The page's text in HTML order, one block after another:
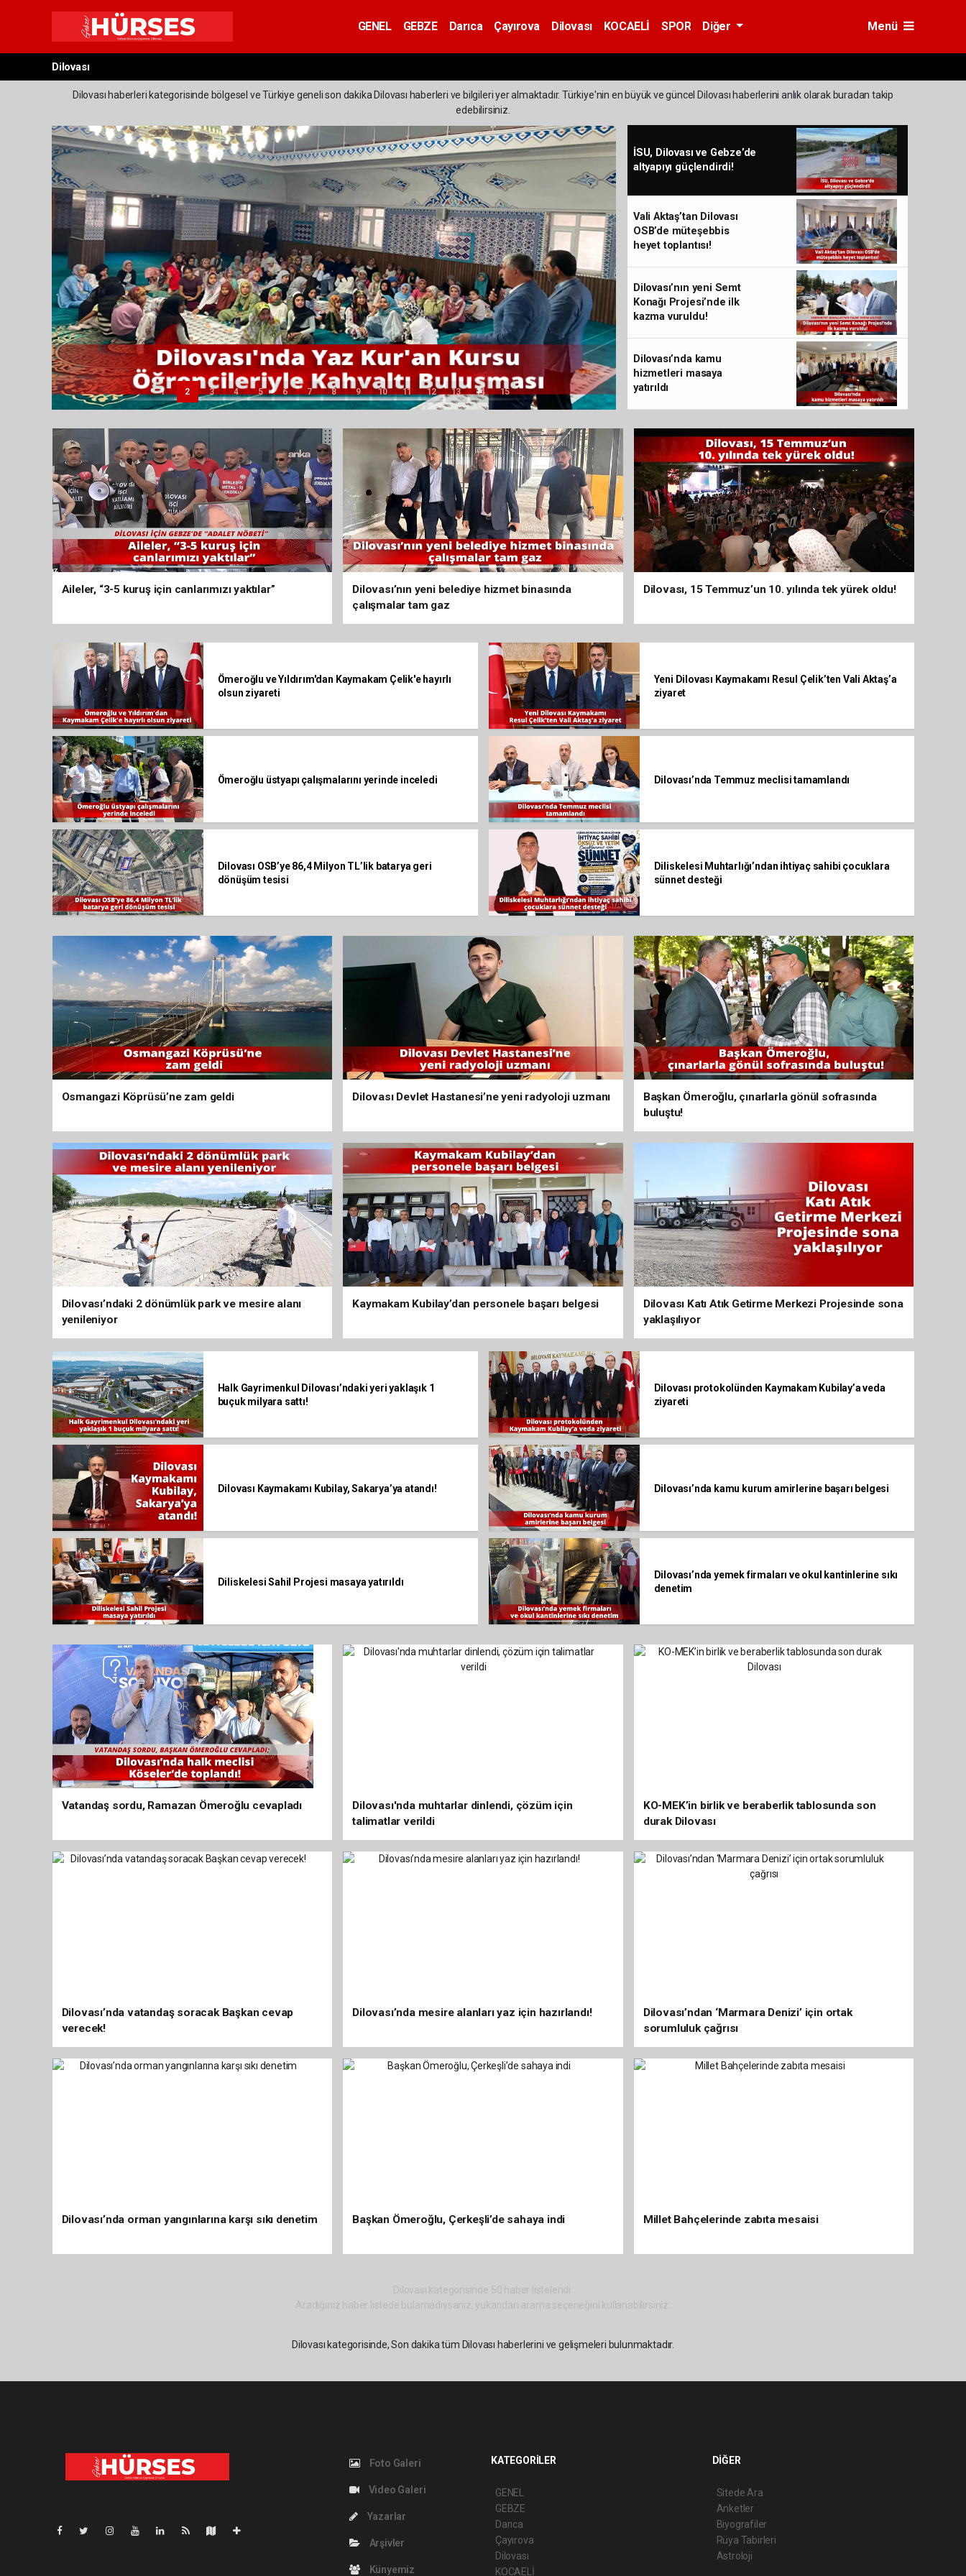
GENEL GEBZE Darıca Çayırova Dilovası KOCAELİ SPOR Diğer Menü
Dilovası
Dilovası haberleri kategorisinde bölgesel ve Türkiye geneli son dakika Dilovası haberleri ve bilgileri yer almaktadır. Türkiye'nin en büyük ve güncel Dilovası haberlerini anlık olarak buradan takip
edebilirsiniz.
1 2 3 4 5 6 7 8 9 10 11 12 13 14 15
İSU, Dilovası ve Gebze’de
altyapıyı güçlendirdi!
Vali Aktaş’tan Dilovası
OSB’de müteşebbis
heyet toplantısı!
Dilovası’nın yeni Semt
Konağı Projesi’nde ilk
kazma vuruldu!
Dilovası’nda kamu
hizmetleri masaya
yatırıldı
Aileler, “3-5 kuruş için canlarımızı yaktılar”
Dilovası’nın yeni belediye hizmet binasında
çalışmalar tam gaz
Dilovası, 15 Temmuz’un 10. yılında tek yürek oldu!
Ömeroğlu ve Yıldırım'dan Kaymakam Çelik'e hayırlı
olsun ziyareti
Yeni Dilovası Kaymakamı Resul Çelik’ten Vali Aktaş’a
ziyaret
Ömeroğlu üstyapı çalışmalarını yerinde inceledi Dilovası’nda Temmuz meclisi tamamlandı
Dilovası OSB’ye 86,4 Milyon TL’lik batarya geri
dönüşüm tesisi
Diliskelesi Muhtarlığı’ndan ihtiyaç sahibi çocuklara
sünnet desteği
Osmangazi Köprüsü’ne zam geldi Dilovası Devlet Hastanesi’ne yeni radyoloji uzmanı
Başkan Ömeroğlu, çınarlarla gönül sofrasında
buluştu!
Dilovası’ndaki 2 dönümlük park ve mesire alanı
yenileniyor
Kaymakam Kubilay’dan personele başarı belgesi
Dilovası Katı Atık Getirme Merkezi Projesinde sona
yaklaşılıyor
Halk Gayrimenkul Dilovası’ndaki yeri yaklaşık 1
buçuk milyara sattı!
Dilovası protokolünden Kaymakam Kubilay’a veda
ziyareti
Dilovası Kaymakamı Kubilay, Sakarya’ya atandı! Dilovası’nda kamu kurum amirlerine başarı belgesi
Diliskelesi Sahil Projesi masaya yatırıldı
Dilovası’nda yemek firmaları ve okul kantinlerine sıkı
denetim
Vatandaş sordu, Ramazan Ömeroğlu cevapladı
Dilovası'nda muhtarlar dinlendi, çözüm için
talimatlar verildi
KO-MEK’in birlik ve beraberlik tablosunda son
durak Dilovası
Dilovası’nda vatandaş soracak Başkan cevap
verecek!
Dilovası’nda mesire alanları yaz için hazırlandı!
Dilovası’ndan ‘Marmara Denizi’ için ortak
sorumluluk çağrısı
Dilovası’nda orman yangınlarına karşı sıkı denetim Başkan Ömeroğlu, Çerkeşli’de sahaya indi Millet Bahçelerinde zabıta mesaisi
Dilovası kategorisinde 50 haber listelendi.
Aradığınız haber listede bulamadıysanız, yukarıdan arama seçeneğini kullanabilirsiniz.
Dilovası kategorisinde, Son dakika tüm Dilovası haberlerini ve gelişmeleri bulunmaktadır.
Foto Galeri
Video Galeri
Yazarlar
Arşivler
Künyemiz
KATEGORİLER
GENEL
GEBZE
Darıca
Çayırova
Dilovası
KOCAELİ
DİĞER
Sitede Ara
Anketler
Biyografiler
Rüya Tabirleri
Astroloji